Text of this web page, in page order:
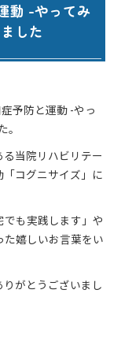
動 -やってみ
した
予防と運動 -やっ
当院リハビリテー
コグニサイズ」に
も実践します」や
た嬉しいお言葉をい
がとうございまし